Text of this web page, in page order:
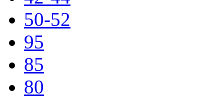
50-52
95
85
80